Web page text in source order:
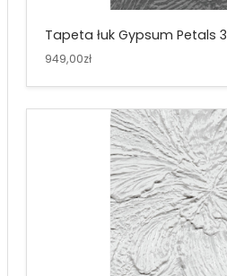
Tapeta łuk Gypsum Petals 3
949,00zł